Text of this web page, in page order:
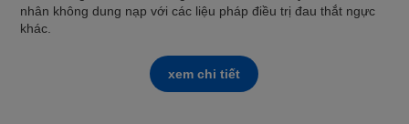
nhân không dung nạp với các liệu pháp điều trị đau thắt ngực
khác.
xem chi tiết